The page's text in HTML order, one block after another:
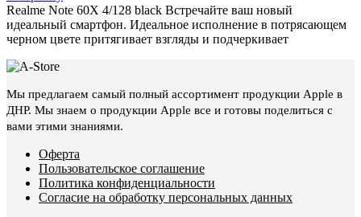
Realme Note 60Х 4/128 black Встречайте ваш новый
идеальный смартфон. Идеальное исполнение в потрясающем
черном цвете притягивает взгляды и подчеркивает
Мы предлагаем самый полный ассортимент продукции Apple в
ДНР. Мы знаем о продукции Apple все и готовы поделиться с
вами этими знаниями.
Оферта
Пользовательское соглашение
Политика конфиденциальности
Согласие на обработку персональных данных